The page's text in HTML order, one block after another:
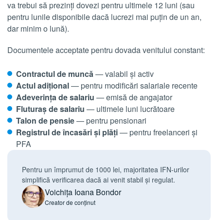
va trebui să prezinți dovezi pentru ultimele 12 luni (sau
pentru lunile disponibile dacă lucrezi mai puțin de un an,
dar minim o lună).
Documentele acceptate pentru dovada venitului constant:
Contractul de muncă— valabil și activ
Actul adițional— pentru modificări salariale recente
Adeverința de salariu — emisă de angajator
Fluturaș de salariu — ultimele luni lucrătoare
Talon de pensie— pentru pensionari
Registrul de încasări și plăți— pentru freelanceri și
PFA
Pentru un împrumut de 1000 lei, majoritatea IFN-urilor
simplifică verificarea dacă ai venit stabil și regulat.
Voichița Ioana Bondor
Creator de conținut